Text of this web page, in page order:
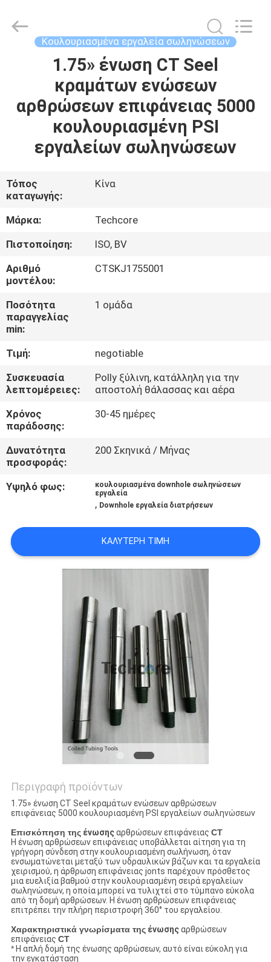
ΠΡΟΪΌΝΤΑ
ΠΕΡΊΠΟΥ
ΕΜΕΊΣ
ΓΎΡΟΣ
ΕΡΓΟΣΤΑΣΊΩΝ
ΠΟΙΟΤΙΚΌΣ
ΈΛΕΓΧΟΣ
ΜΑΣ
ΣΕ
ΕΠΑΦΉ
ΕΙΔΉΣΕΙΣ
ΠΕΡΙΠΤΏΣΕΙΣ
PRIVACY
Co.,Ltd,.
Κουλουριασμένα εργαλεία σωληνώσεων
1.75» ένωση CT Seel
κραμάτων ενώσεων
αρθρώσεων επιφάνειας 5000
κουλουριασμένη PSI
εργαλείων σωληνώσεων
Τόπος
καταγωγής:
Κίνα
Μάρκα:
Techcore
Πιστοποίηση:
ISO, BV
Αριθμό
μοντέλου:
CTSKJ1755001
Ποσότητα
παραγγελίας
min:
1 ομάδα
Τιμή:
negotiable
Συσκευασία
λεπτομέρειες:
Polly ξύλινη, κατάλληλη για την
αποστολή θάλασσας και αέρα
Χρόνος
παράδοσης:
30-45 ημέρες
Δυνατότητα
προσφοράς:
200 Σκηνικά / Μήνας
Υψηλό φως:
κουλουριασμένα downhole σωληνώσεων
εργαλεία
, Downhole εργαλεία διατρήσεων
ΚΑΛΎΤΕΡΗ ΤΙΜΉ
Περιγραφή προϊόντων
1.75» ένωση CT Seel κραμάτων ενώσεων αρθρώσεων
επιφάνειας 5000 κουλουριασμένη PSI εργαλείων σωληνώσεων
Επισκόπηση τηςένωσηςαρθρώσεων επιφάνειας CT
Η ένωση αρθρώσεων επιφάνειας υποβάλλεται αίτηση για τη
γρήγορη σύνδεση στην κουλουριασμένη σωλήνωση, όταν
ενσωματώνεται μεταξύ των υδραυλικών βάζων και τα εργαλεία
χειρισμού, η άρθρωση επιφάνειας jonts παρέχουν πρόσθετος
μια ευελιξία βαθμού στην κουλουριασμένη σειρά εργαλείων
σωληνώσεων, η οποία μπορεί να τυλιχτεί στο τύμπανο εύκολα
από τη δομή αρθρώσεων. Η ένωση αρθρώσεων επιφάνειας
επιτρέπει την πλήρη περιστροφή 360° του εργαλείου.
Χαρακτηριστικά γνωρίσματα τηςένωσηςαρθρώσεων
επιφάνειας CT
*Η απλή δομή της ένωσης αρθρώσεων, αυτό είναι εύκολη για
την εγκατάσταση